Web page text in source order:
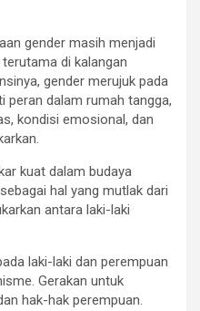
gender masih menjadi
di kalangan
gender merujuk pada
peran dalam rumah tangga,
kondisi emosional, dan
kuat dalam budaya
hal yang mutlak dari
antara laki-laki
laki-laki dan perempuan
Gerakan untuk
hak-hak perempuan.